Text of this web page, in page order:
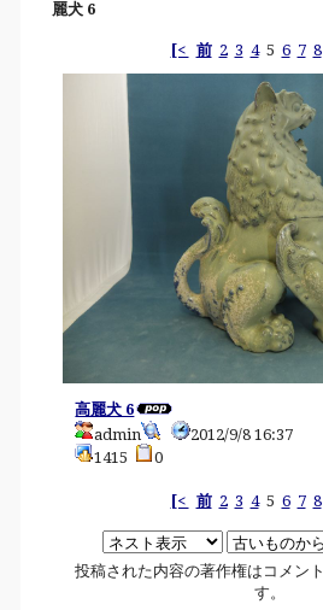
麗犬 6
[< 前 2 3 45 6 7 8
高麗犬 6
admin
2012/9/8 16:37
1415
0
[< 前 2 3 45 6 7 8
投稿された内容の著作権はコメン
す。